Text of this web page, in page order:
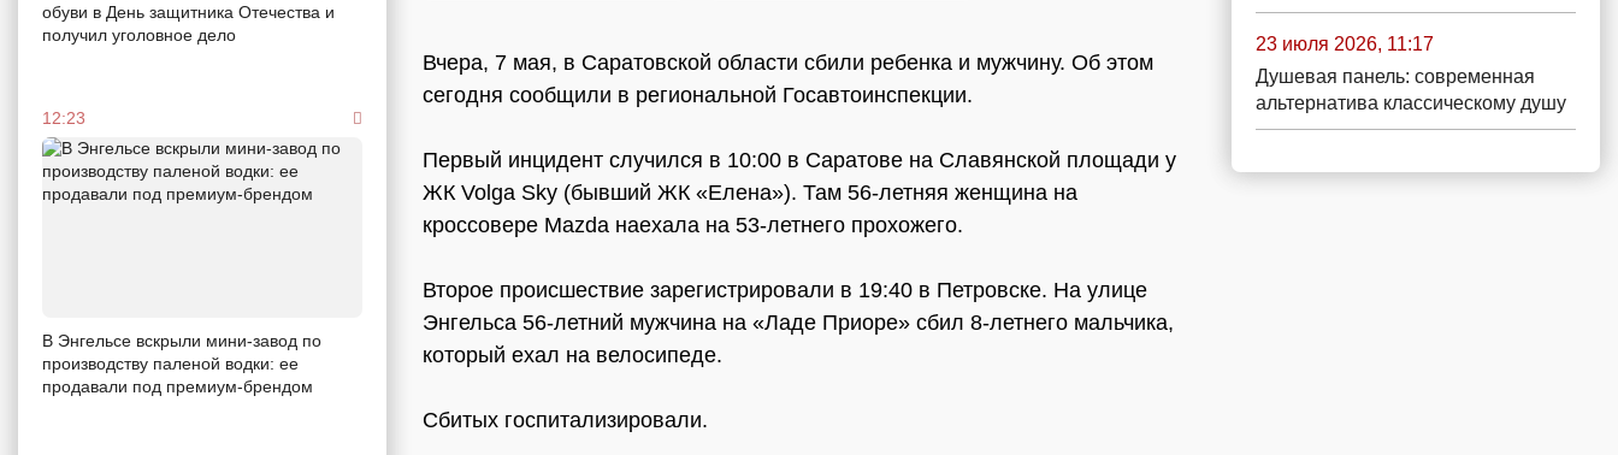
обуви в День защитника Отечества и
получил уголовное дело
12:23
В Энгельсе вскрыли мини-завод по
производству паленой водки: ее
продавали под премиум-брендом
Вчера, 7 мая, в Саратовской области сбили ребенка и мужчину. Об этом
сегодня сообщили в региональной Госавтоинспекции.
Первый инцидент случился в 10:00 в Саратове на Славянской площади у
ЖК Volga Sky (бывший ЖК «Елена»). Там 56-летняя женщина на
кроссовере Mazda наехала на 53-летнего прохожего.
Второе происшествие зарегистрировали в 19:40 в Петровске. На улице
Энгельса 56-летний мужчина на «Ладе Приоре» сбил 8-летнего мальчика,
который ехал на велосипеде.
Сбитых госпитализировали.
23 июля 2026, 11:17
Душевая панель: современная
альтернатива классическому душу